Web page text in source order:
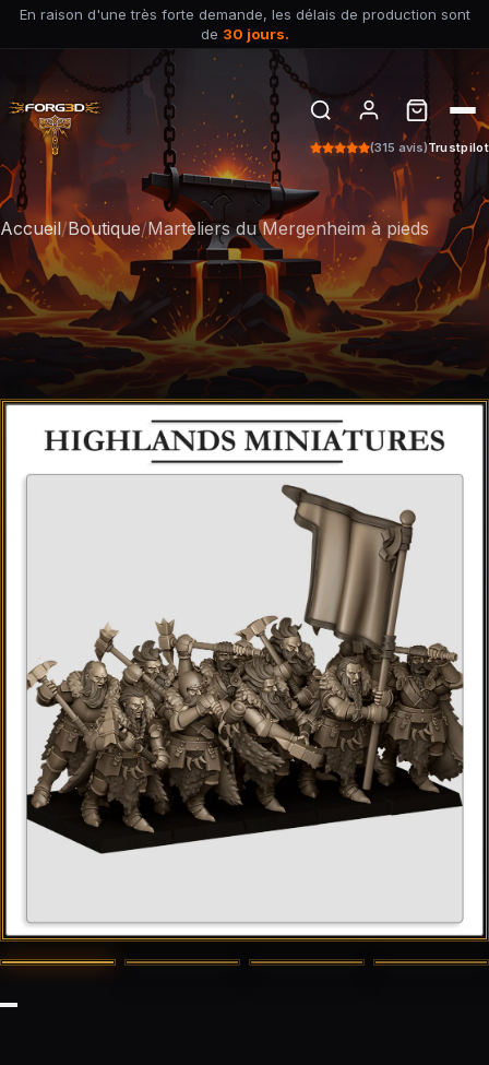
En raison d'une très forte demande, les délais de production sont
de 30 jours.
(315 avis)Trustpilot
Accueil/Boutique/Marteliers du Mergenheim à pieds